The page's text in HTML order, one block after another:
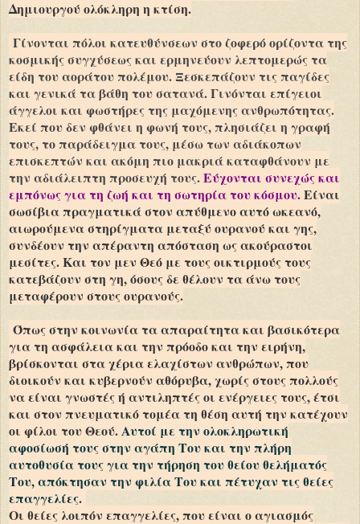
Δημιουργού ολόκληρη η κτίση.
Γίνονται πόλοι κατευθύνσεων στο ζοφερό ορίζοντα της
κοσμικής συγχύσεως και ερμηνεύουν λεπτομερώς τα
είδη του αοράτου πολέμου. Ξεσκεπάζουν τις παγίδες
και γενικά τα βάθη του σατανά. Γινόνται επίγειοι
άγγελοι και φωστήρες της μαχόμενης ανθρωπότητας.
Εκεί που δεν φθάνει η φωνή τους, πλησιάζει η γραφή
τους, το παράδειγμα τους, μέσω των αδιάκοπων
επισκεπτών και ακόμη πιο μακριά καταφθάνουν με
την αδιάλειπτη προσευχή τους.Εύχονται συνεχώς και
εμπόνως για τη ζωή και τη σωτηρία του κόσμου.Είναι
σωσίβια πραγματικά στον απύθμενο αυτό ωκεανό,
αιωρούμενα στηρίγματα μεταξύ ουρανού και γης,
συνδέουν την απέραντη απόσταση ως ακούραστοι
μεσίτες. Και τον μεν Θεό με τους οικτιρμούς τους
κατεβάζουν στη γη, όσους δε θέλουν τα άνω τους
μεταφέρουν στους ουρανούς.
Όπως στην κοινωνία τα απαραίτητα και βασικότερα
για τη ασφάλεια και την πρόοδο και την ειρήνη,
βρίσκονται στα χέρια ελαχίστων ανθρώπων, που
διοικούν και κυβερνούν αθόρυβα, χωρίς στους πολλούς
να είναι γνωστές ή αντιληπτές οι ενέργειες τους, έτσι
και στον πνευματικό τομέα τη θέση αυτή την κατέχουν
οι φίλοι του Θεού.Αυτοί με την ολοκληρωτική
αφοσίωσή τους στην αγάπη Του και την πλήρη
αυτοθυσία τους για την τήρηση του θείου θελήματός
Του, απόκτησαν την φιλία Του και πέτυχαν τις θείες
επαγγελίες.
Οι θείες λοιπόν επαγγελίες, που είναι ο αγιασμός